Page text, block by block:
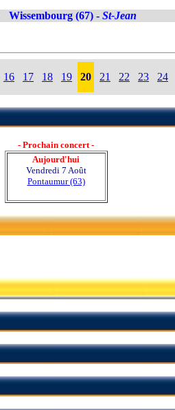
Wissembourg (67) - St-Jean
16 17 18 19 20 21 22 23 24
- Prochain concert -
Aujourd'hui
Vendredi 7 Août
Pontaumur (63)